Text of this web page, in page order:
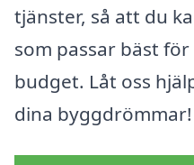
tjänster, så att du
som passar bäst
budget. Låt oss
dina byggdrömmar!